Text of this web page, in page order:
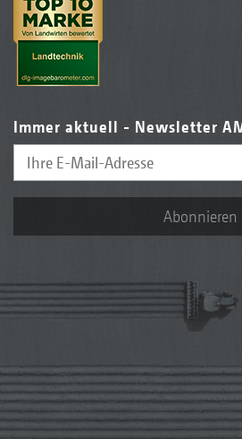
Immer aktuell - Newsletter
Abonnieren